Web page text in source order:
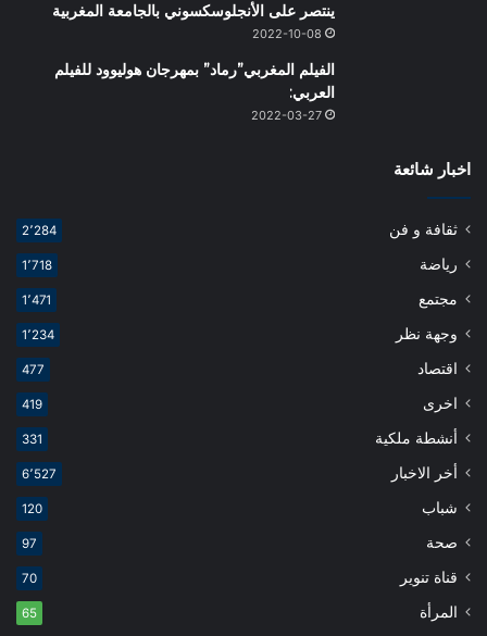
ينتصر على الأنجلوسكسوني بالجامعة المغربية
2022-10-08
الفيلم المغربي”رماد” بمهرجان هوليوود للفيلم
العربي:
2022-03-27
اخبار شائعة
ثقافة و فن 2٬284
رياضة 1٬718
مجتمع 1٬471
وجهة نظر 1٬234
اقتصاد 477
اخرى 419
أنشطة ملكية 331
أخر الاخبار 6٬527
شباب 120
صحة 97
قناة تنوير 70
المرأة 65